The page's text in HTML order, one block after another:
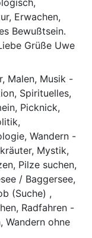
Erwachen,
Bewußtsein.
Grüße Uwe
Malen, Musik -
Spirituelles,
Picknick,
Wandern -
Mystik,
Pilze suchen,
/ Baggersee,
(Suche) ,
Radfahren -
Wandern ohne